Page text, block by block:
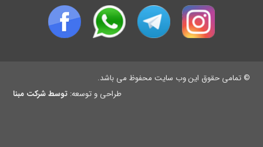
© تمامی حقوق این وب سایت محفوظ می باشد.
طراحی و توسعه: توسط شرکت مبنا